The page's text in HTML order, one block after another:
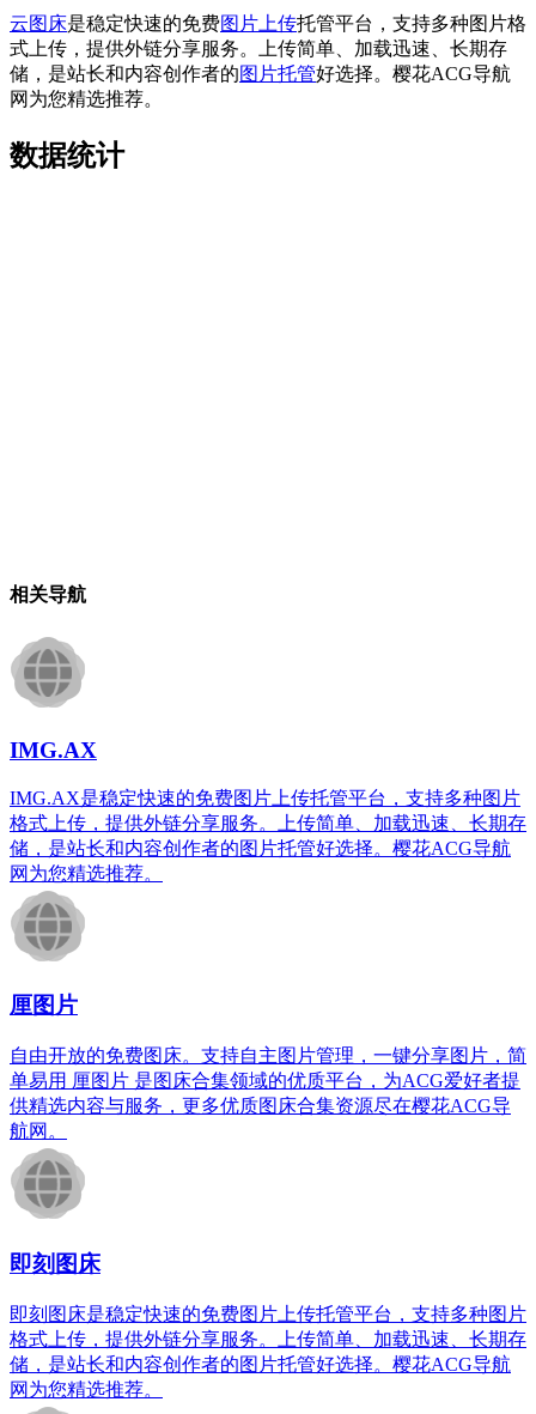
云图床是稳定快速的免费图片上传托管平台，支持多种图片格
式上传，提供外链分享服务。上传简单、加载迅速、长期存
储，是站长和内容创作者的图片托管好选择。樱花ACG导航
网为您精选推荐。
数据统计
相关导航
IMG.AX
IMG.AX是稳定快速的免费图片上传托管平台，支持多种图片
格式上传，提供外链分享服务。上传简单、加载迅速、长期存
储，是站长和内容创作者的图片托管好选择。樱花ACG导航
网为您精选推荐。
厘图片
自由开放的免费图床。支持自主图片管理，一键分享图片，简
单易用 厘图片 是图床合集领域的优质平台，为ACG爱好者提
供精选内容与服务，更多优质图床合集资源尽在樱花ACG导
航网。
即刻图床
即刻图床是稳定快速的免费图片上传托管平台，支持多种图片
格式上传，提供外链分享服务。上传简单、加载迅速、长期存
储，是站长和内容创作者的图片托管好选择。樱花ACG导航
网为您精选推荐。